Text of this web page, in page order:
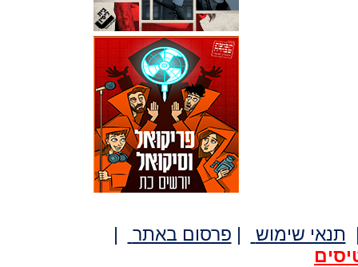
תנאי שימוש | פרסום באתר
|